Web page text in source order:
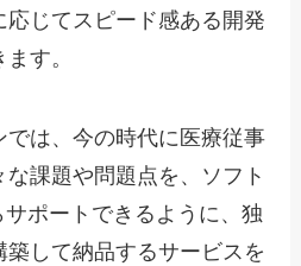
応じてスピード感ある開発
す。
では、今の時代に医療従事
課題や問題点を、ソフト
ポートできるように、独
して納品するサービスを